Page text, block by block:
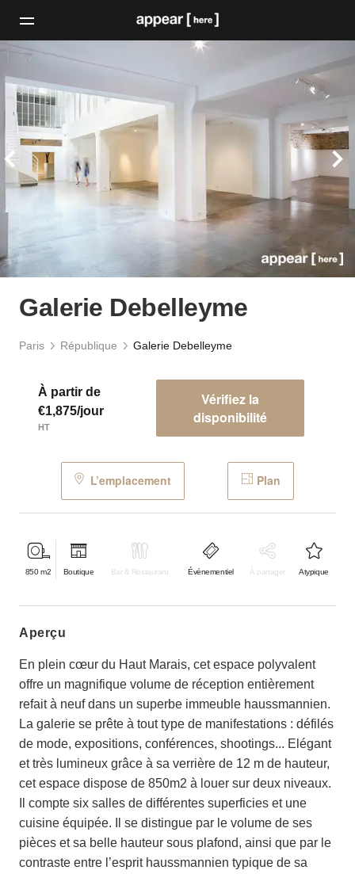
Galerie Debelleyme
Paris République Galerie Debelleyme
À partir de
€1,875/jour
HT
Vérifiez la
disponibilité
L’emplacement Plan
850 m2 Boutique Bar & Restaurant Événementiel À partager Atypique
aperçu
En plein cœur du Haut Marais, cet espace polyvalent
offre un magnifique volume de réception entièrement
refait à neuf dans un superbe immeuble haussmannien.
La galerie se prête à tout type de manifestations : défilés
de mode, expositions, conférences, shootings... Elégant
et très lumineux grâce à sa verrière de 12 m de hauteur,
cet espace dispose de 850m2 à louer sur deux niveaux.
Il compte six salles de différentes superficies et une
cuisine équipée. Il se distingue par le volume de ses
pièces et sa belle hauteur sous plafond, ainsi que par le
contraste entre l’esprit haussmannien typique de sa